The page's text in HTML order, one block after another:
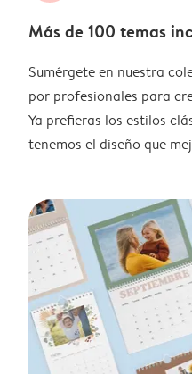
Más de 100 temas
Sumérgete en nuestra
por profesionales para
Ya prefieras los estilos
tenemos el diseño que